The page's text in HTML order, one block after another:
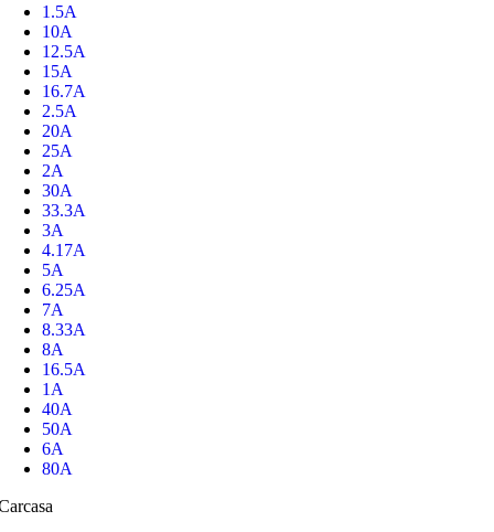
1.5A
10A
12.5A
15A
16.7A
2.5A
20A
25A
2A
30A
33.3A
3A
4.17A
5A
6.25A
7A
8.33A
8A
16.5A
1A
40A
50A
6A
80A